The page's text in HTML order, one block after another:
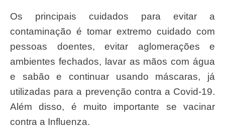
Os principais cuidados para evitar a
contaminação é tomar extremo cuidado com
pessoas doentes, evitar aglomerações e
ambientes fechados, lavar as mãos com água
e sabão e continuar usando máscaras, já
utilizadas para a prevenção contra a Covid-19.
Além disso, é muito importante se vacinar
contra a Influenza.